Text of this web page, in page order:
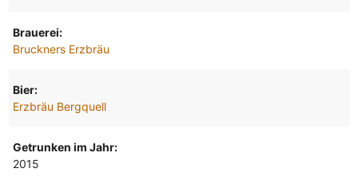
Brauerei:
Bruckners Erzbräu
Bier:
Erzbräu Bergquell
Getrunken im Jahr:
2015